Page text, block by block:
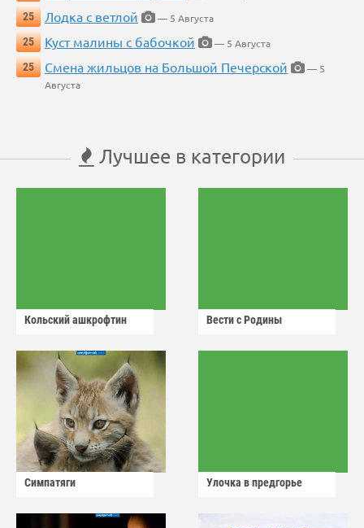
25
Лодка с ветлой
— 5 Августа
25
Куст малины с бабочкой
— 5 Августа
25
Смена жильцов на Большой Печерской
— 5
Августа
Лучшее в категории
Кольский ашкрофтин Вести с Родины
Симпатяги Улочка в предгорье